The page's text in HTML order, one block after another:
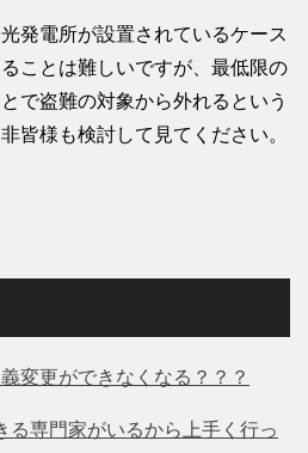
発電所が設置されているケース
ことは難しいですが、最低限の
で盗難の対象から外れるという
皆様も検討して見てください。
変更ができなくなる？？？
る専門家がいるから上手く行っ